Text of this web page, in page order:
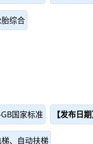
综合
国家标准 【发布日期
、自动扶梯